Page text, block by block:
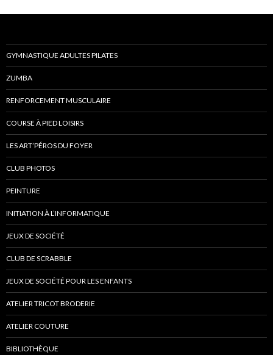
GYMNASTIQUE ADULTES PILATES
ZUMBA
RENFORCEMENT MUSCULAIRE
COURSE À PIED LOISIRS
LES ART’PÉROS DU FOYER
CLUB PHOTOS
PEINTURE
INITIATION À L’INFORMATIQUE
JEUX DE SOCIÉTÉ
CLUB DE SCRABBLE
JEUX DE SOCIÉTÉ POUR LES ENFANTS
ATELIER TRICOT BRODERIE
ATELIER COUTURE
BIBLIOTHÈQUE